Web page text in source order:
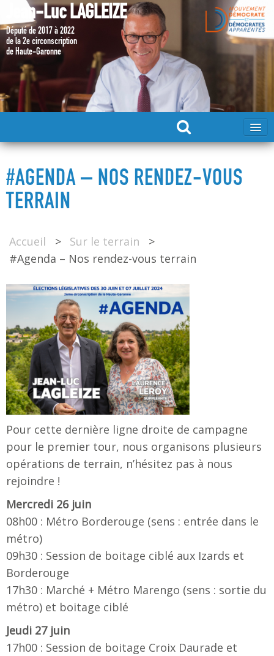
Jean-Luc LAGLEIZE
Député de 2017 à 2022
de la 2e circonscription
de Haute-Garonne
MA CANDIDATURE 2024
MES ACTIONS 2017 – 2022
#AGENDA – NOS RENDEZ-VOUS
TERRAIN
Accueil > Sur le terrain
>
#Agenda – Nos rendez-vous terrain
Pour cette dernière ligne droite de campagne
pour le premier tour, nous organisons plusieurs
opérations de terrain, n’hésitez pas à nous
rejoindre !
Mercredi 26 juin
08h00 : Métro Borderouge (sens : entrée dans le
métro)
09h30 : Session de boitage ciblé aux Izards et
Borderouge
17h30 : Marché + Métro Marengo (sens : sortie du
métro) et boitage ciblé
Jeudi 27 juin
17h00 : Session de boitage Croix Daurade et